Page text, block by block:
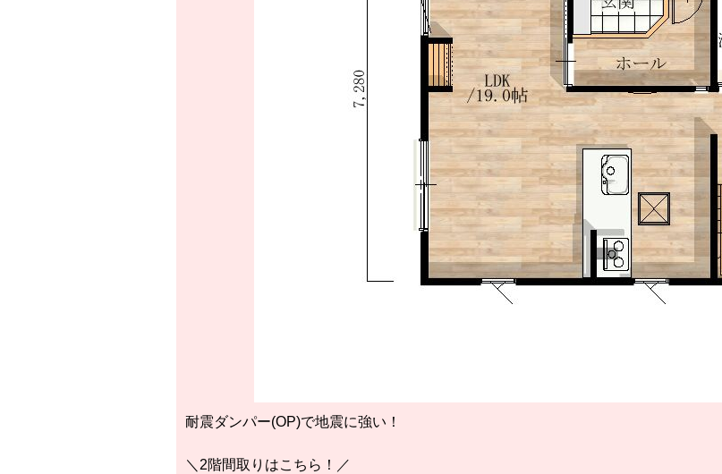
耐震ダンパー(OP)で地震に強い！
＼2階間取りはこちら！／